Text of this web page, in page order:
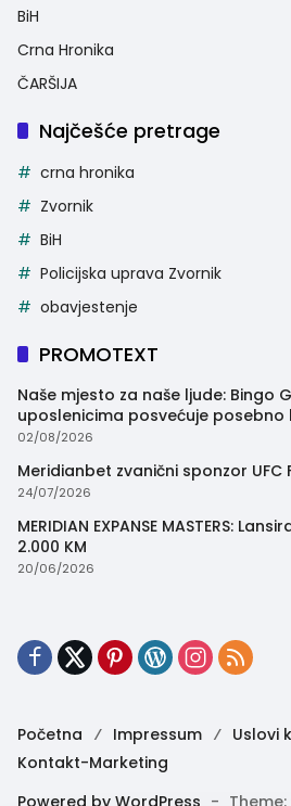
BiH
Crna Hronika
ČARŠIJA
Najčešće pretrage
crna hronika
Zvornik
BiH
Policijska uprava Zvornik
obavjestenje
PROMOTEXT
Naše mjesto za naše ljude: Bingo
uposlenicima posvećuje posebno
trenutak
02/08/2026
Meridianbet zvanični sponzor
24/07/2026
MERIDIAN EXPANSE MASTERS:
2.000 KM
20/06/2026
Početna Impressum
Uslovi
Kontakt-Marketing
Powered by WordPress -